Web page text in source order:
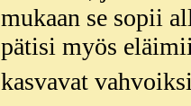
mukaan se sopii
pätisi myös
kasvavat